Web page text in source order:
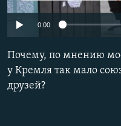
Все сайты РСЕ/РС
0:00
Почему, по мнению
у Кремля так мало
друзей?